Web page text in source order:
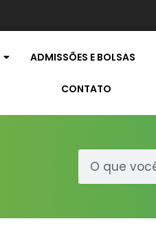
ADMISSÕES E BOLSAS
CONTATO